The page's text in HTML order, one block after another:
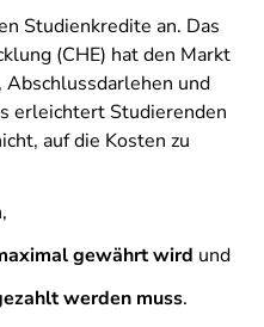
Studienkredite an. Das
(CHE) hat den Markt
und
erleichtert Studierenden
auf die Kosten zu
gewährt wird und
werden muss.